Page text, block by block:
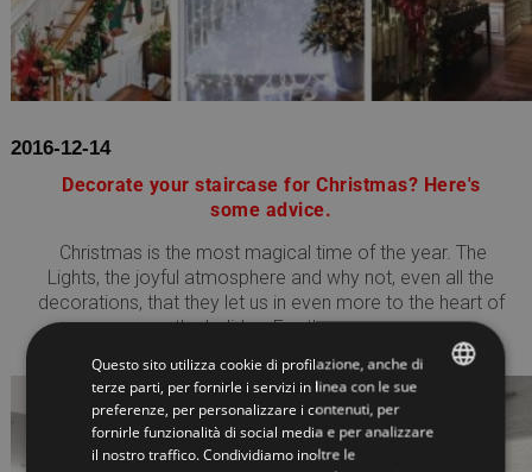
2016-12-14
Decorate your staircase for Christmas? Here's
some advice.
Christmas is the most magical time of the year. The
Lights, the joyful atmosphere and why not, even all the
decorations, that they let us in even more to the heart of
the holiday. For those...
Questo sito utilizza cookie di profilazione, anche di
terze parti, per fornirle i servizi in linea con le sue
preferenze, per personalizzare i contenuti, per
fornirle funzionalità di social media e per analizzare
il nostro traffico. Condividiamo inoltre le